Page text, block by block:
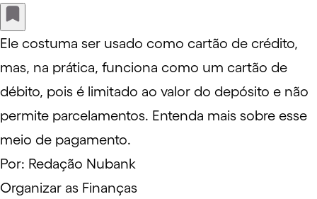
Ele costuma ser usado como cartão de crédito,
mas, na prática, funciona como um cartão de
débito, pois é limitado ao valor do depósito e não
permite parcelamentos. Entenda mais sobre esse
meio de pagamento.
Por: Redação Nubank
Organizar as Finanças